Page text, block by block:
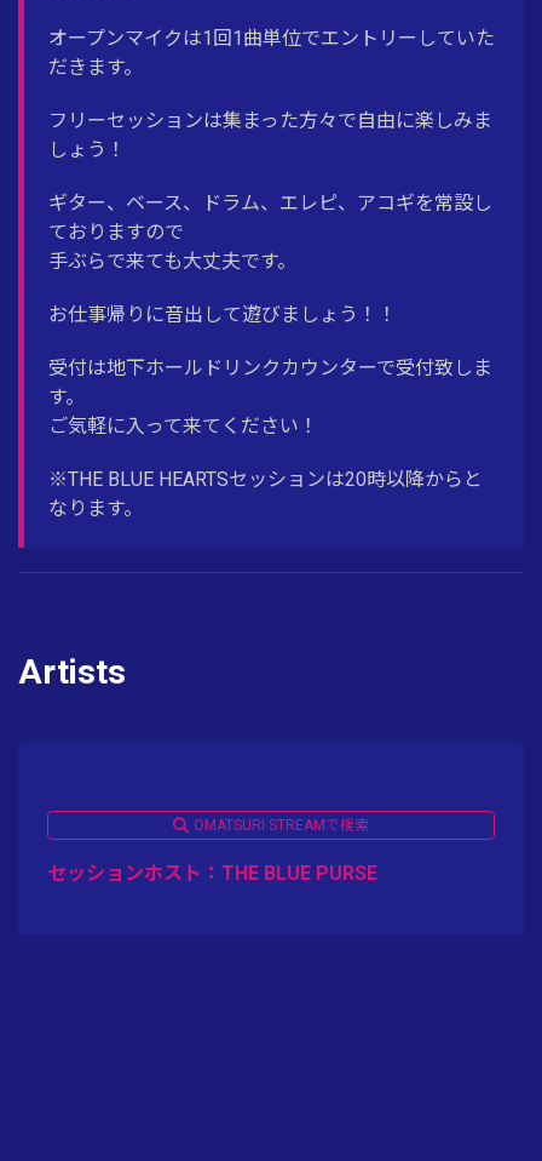
オープンマイクは1回1曲単位でエントリーしていた
だきます。
フリーセッションは集まった方々で自由に楽しみま
しょう！
ギター、ベース、ドラム、エレピ、アコギを常設し
ておりますので
手ぶらで来ても大丈夫です。
お仕事帰りに音出して遊びましょう！！
受付は地下ホールドリンクカウンターで受付致しま
す。
ご気軽に入って来てください！
※THE BLUE HEARTSセッションは20時以降からと
なります。
Artists
OMATSURI STREAMで検索
セッションホスト：THE BLUE PURSE